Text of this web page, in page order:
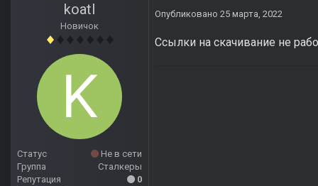
koatl
Новичок
Статус
Не в сети
Группа
Сталкеры
Репутация
0
Опубликовано 25 марта, 2022
Ссылки на скачивание не